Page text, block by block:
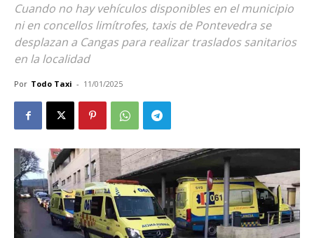
Cuando no hay vehículos disponibles en el municipio
ni en concellos limítrofes, taxis de Pontevedra se
desplazan a Cangas para realizar traslados sanitarios
en la localidad
Por Todo Taxi - 11/01/2025